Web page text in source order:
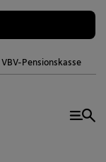
VBV-Pensionskasse